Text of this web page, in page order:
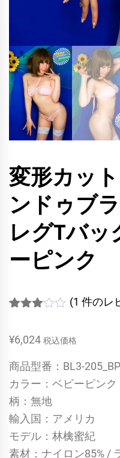
変形カッ
ンドゥブ
レグTバッ
ーピンク
価に基
段階評
価のう
ち、
3.00
点
(1 件のレ
¥6,024 税込価格
商品型番：BL3-
カラー：ベビーピンク
柄：無地
輸入国：アメリカ
モデル：林檎蜜紀
素材：ナイロン85% /